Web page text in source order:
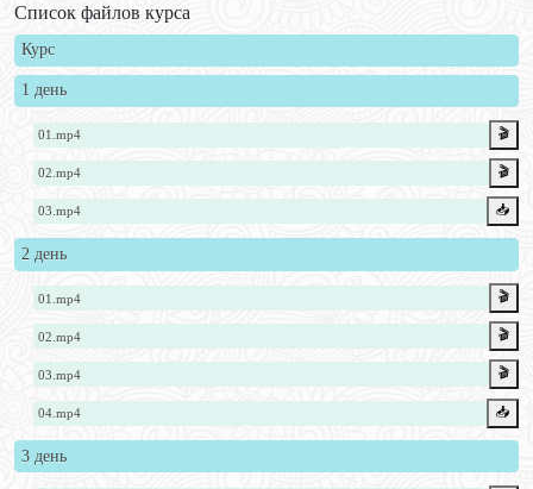
Список файлов курса
Курс
1 день
01.mp4 🎬
02.mp4 🎬
03.mp4 📥️
2 день
01.mp4 🎬
02.mp4 🎬
03.mp4 🎬
04.mp4 📥️
3 день